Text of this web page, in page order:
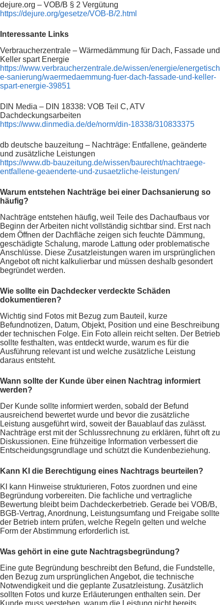
dejure.org – VOB/B § 2 Vergütung
https://dejure.org/gesetze/VOB-B/2.html
Interessante Links
Verbraucherzentrale – Wärmedämmung für Dach, Fassade und
Keller spart Energie
https://www.verbraucherzentrale.de/wissen/energie/energetisch
e-sanierung/waermedaemmung-fuer-dach-fassade-und-keller-
spart-energie-39851
DIN Media – DIN 18338: VOB Teil C, ATV
Dachdeckungsarbeiten
https://www.dinmedia.de/de/norm/din-18338/310833375
db deutsche bauzeitung – Nachträge: Entfallene, geänderte
und zusätzliche Leistungen
https://www.db-bauzeitung.de/wissen/baurecht/nachtraege-
entfallene-geaenderte-und-zusaetzliche-leistungen/
Warum entstehen Nachträge bei einer Dachsanierung so
häufig?
Nachträge entstehen häufig, weil Teile des Dachaufbaus vor
Beginn der Arbeiten nicht vollständig sichtbar sind. Erst nach
dem Öffnen der Dachfläche zeigen sich feuchte Dämmung,
geschädigte Schalung, marode Lattung oder problematische
Anschlüsse. Diese Zusatzleistungen waren im ursprünglichen
Angebot oft nicht kalkulierbar und müssen deshalb gesondert
begründet werden.
Wie sollte ein Dachdecker verdeckte Schäden
dokumentieren?
Wichtig sind Fotos mit Bezug zum Bauteil, kurze
Befundnotizen, Datum, Objekt, Position und eine Beschreibung
der technischen Folge. Ein Foto allein reicht selten. Der Betrieb
sollte festhalten, was entdeckt wurde, warum es für die
Ausführung relevant ist und welche zusätzliche Leistung
daraus entsteht.
Wann sollte der Kunde über einen Nachtrag informiert
werden?
Der Kunde sollte informiert werden, sobald der Befund
ausreichend bewertet wurde und bevor die zusätzliche
Leistung ausgeführt wird, soweit der Bauablauf das zulässt.
Nachträge erst mit der Schlussrechnung zu erklären, führt oft zu
Diskussionen. Eine frühzeitige Information verbessert die
Entscheidungsgrundlage und schützt die Kundenbeziehung.
Kann KI die Berechtigung eines Nachtrags beurteilen?
KI kann Hinweise strukturieren, Fotos zuordnen und eine
Begründung vorbereiten. Die fachliche und vertragliche
Bewertung bleibt beim Dachdeckerbetrieb. Gerade bei VOB/B,
BGB-Vertrag, Anordnung, Leistungsumfang und Freigabe sollte
der Betrieb intern prüfen, welche Regeln gelten und welche
Form der Abstimmung erforderlich ist.
Was gehört in eine gute Nachtragsbegründung?
Eine gute Begründung beschreibt den Befund, die Fundstelle,
den Bezug zum ursprünglichen Angebot, die technische
Notwendigkeit und die geplante Zusatzleistung. Zusätzlich
sollten Fotos und kurze Erläuterungen enthalten sein. Der